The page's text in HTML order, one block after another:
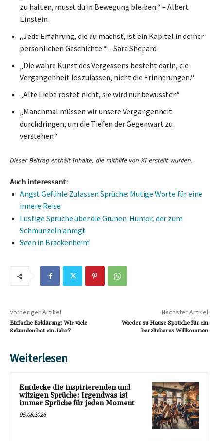
zu halten, musst du in Bewegung bleiben.“ – Albert
Einstein
„Jede Erfahrung, die du machst, ist ein Kapitel in deiner
persönlichen Geschichte.“ – Sara Shepard
„Die wahre Kunst des Vergessens besteht darin, die
Vergangenheit loszulassen, nicht die Erinnerungen.“
„Alte Liebe rostet nicht, sie wird nur bewusster.“
„Manchmal müssen wir unsere Vergangenheit
durchdringen, um die Tiefen der Gegenwart zu
verstehen.“
Auch interessant:
Angst Gefühle Zulassen Sprüche: Mutige Worte für eine
innere Reise
Lustige Sprüche über die Grünen: Humor, der zum
Schmunzeln anregt
Seen in Brackenheim
Vorheriger Artikel
Einfache Erklärung: Wie viele
Sekunden hat ein Jahr?
Nächster Artikel
Wieder zu Hause Sprüche für ein
herzlicheres Willkommen
Weiterlesen
Entdecke die inspirierenden und
witzigen Sprüche: Irgendwas ist
immer Sprüche für jeden Moment
05.08.2026